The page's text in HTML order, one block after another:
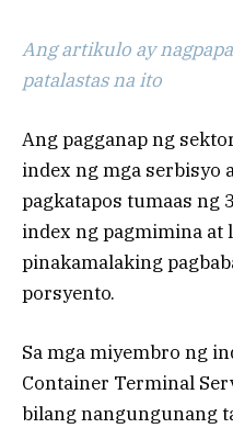
Ang artikulo ay
patalastas na ito
Ang pagganap ng
index ng mga serbisyo
pagkatapos tumaas ng
index ng pagmimina at
pinakamalaking
porsyento.
Sa mga miyembro ng
Container Terminal
bilang nangungunang